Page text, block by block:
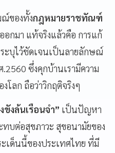
ของทั้งกฎหมายราชทัณฑ์
อกมา แท้จริงแล้วคือ การแก้
ระบุไว้ชัดเจนเป็นลายลักษณ์
ซึ่งคุกบ้านเรามีความ
ลก ถือว่าวิกฤติจริงๆ
งล้นเรือนจำ” เป็นปัญหา
บต่อสุขภาวะ สุขอนามัยของ
เด็นนี้ของประเทศไทย ที่มี